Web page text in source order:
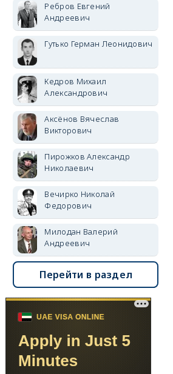
Ребров Евгений
Андреевич
Гутько Герман Леонидович
Кедров Михаил
Александрович
Аксёнов Вячеслав
Викторович
Пирожков Александр
Николаевич
Вечирко Николай
Федорович
Милодан Валерий
Андреевич
Перейти в раздел